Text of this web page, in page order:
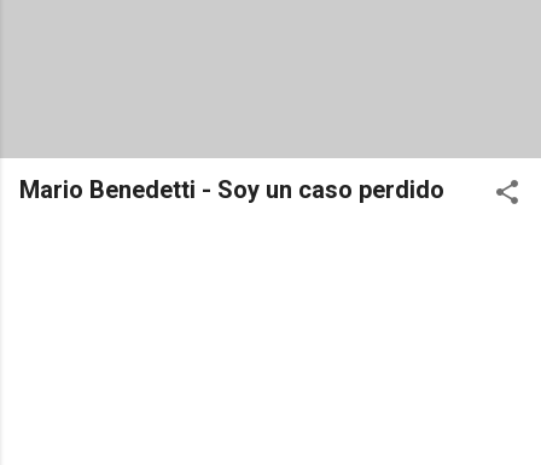
Mario Benedetti - Soy un caso perdido